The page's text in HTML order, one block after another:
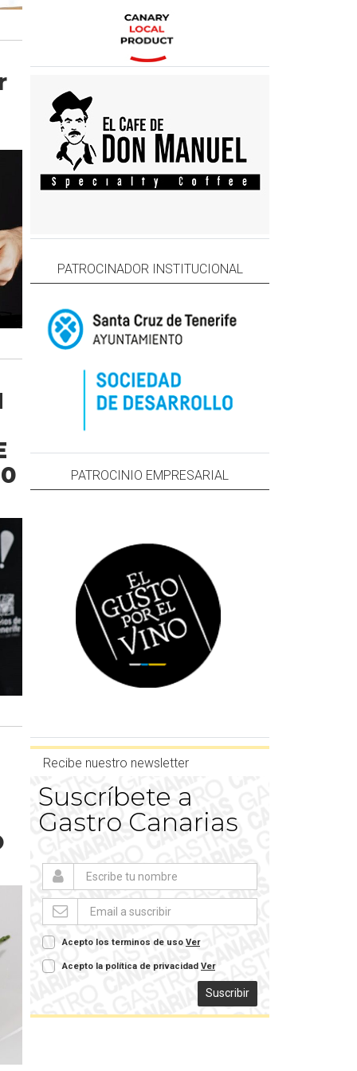
PATROCINADOR INSTITUCIONAL
PATROCINIO EMPRESARIAL
Recibe nuestro newsletter
Suscríbete a
Gastro Canarias
Acepto los terminos de uso Ver
Acepto la política de privacidad Ver
Suscribir